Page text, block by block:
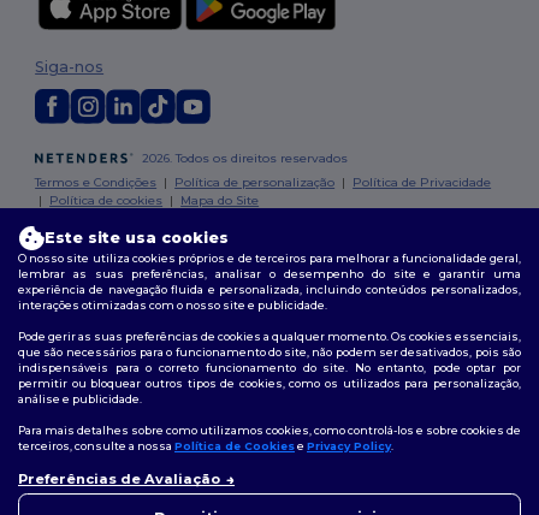
2026. Todos os direitos reservados
Termos e Condições | Política de personalização | Política de Privacidade
| Política de cookies | Mapa do Site
Siga-nos
Este site usa cookies
O nosso site utiliza cookies próprios e de terceiros para melhorar a funcionalidade geral,
lembrar as suas preferências, analisar o desempenho do site e garantir uma
experiência de navegação fluida e personalizada, incluindo conteúdos personalizados,
interações otimizadas com o nosso site e publicidade.
Pode gerir as suas preferências de cookies a qualquer momento. Os cookies essenciais,
que são necessários para o funcionamento do site, não podem ser desativados, pois são
indispensáveis para o correto funcionamento do site. No entanto, pode optar por
permitir ou bloquear outros tipos de cookies, como os utilizados para personalização,
análise e publicidade.
Para mais detalhes sobre como utilizamos cookies, como controlá-los e sobre cookies de
terceiros, consulte a nossa Política de Cookiese Privacy Policy.
Preferências de Avaliação